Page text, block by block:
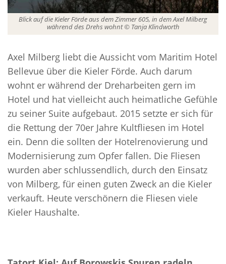
Blick auf die Kieler Förde aus dem Zimmer 605, in dem Axel Milberg
während des Drehs wohnt © Tanja Klindworth
Axel Milberg liebt die Aussicht vom Maritim Hotel
Bellevue über die Kieler Förde. Auch darum
wohnt er während der Dreharbeiten gern im
Hotel und hat vielleicht auch heimatliche Gefühle
zu seiner Suite aufgebaut. 2015 setzte er sich für
die Rettung der 70er Jahre Kultfliesen im Hotel
ein. Denn die sollten der Hotelrenovierung und
Modernisierung zum Opfer fallen. Die Fliesen
wurden aber schlussendlich, durch den Einsatz
von Milberg, für einen guten Zweck an die Kieler
verkauft. Heute verschönern die Fliesen viele
Kieler Haushalte.